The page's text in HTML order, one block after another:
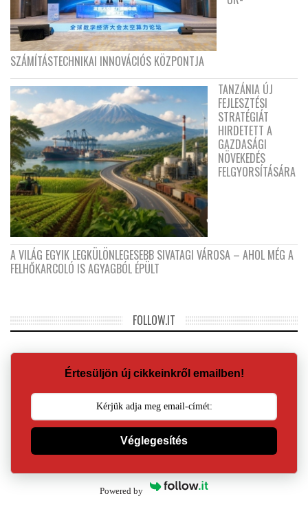
SZÁMÍTÁSTECHNIKAI INNOVÁCIÓS KÖZPONTJA
TANZÁNIA ÚJ
FEJLESZTÉSI
STRATÉGIÁT
HIRDETETT A
GAZDASÁGI
NÖVEKEDÉS
FELGYORSÍTÁSÁRA
A VILÁG EGYIK LEGKÜLÖNLEGESEBB SIVATAGI VÁROSA – AHOL MÉG A
FELHŐKARCOLÓ IS AGYAGBÓL ÉPÜLT
FOLLOW.IT
Értesüljön új cikkeinkről emailben!
Véglegesítés
Powered by